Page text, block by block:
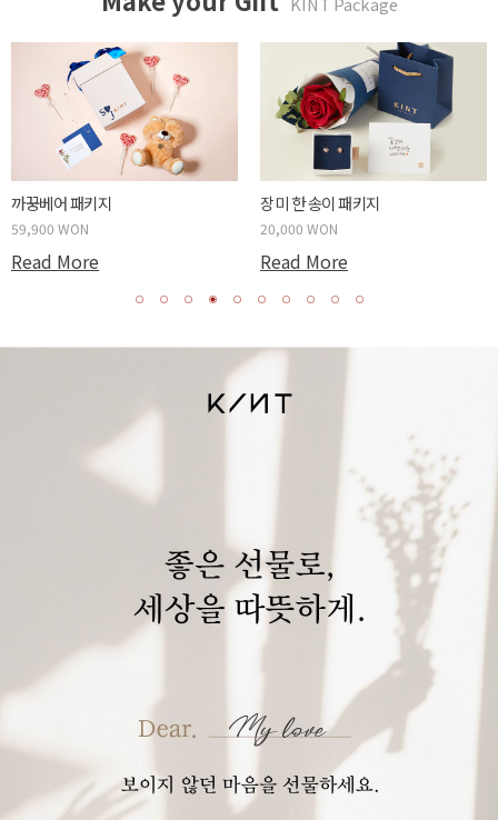
두근두근 박스 패키지
59,900 WON
Read More
사랑하는 당신에게 패키지
20,000 WON
Read More